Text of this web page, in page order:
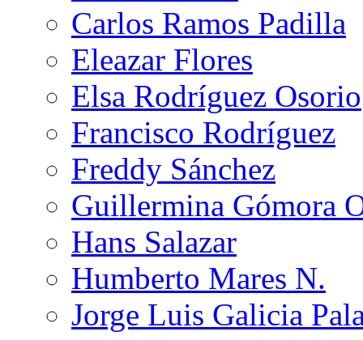
Carlos Ramos Padilla
Eleazar Flores
Elsa Rodríguez Osorio
Francisco Rodríguez
Freddy Sánchez
Guillermina Gómora
Hans Salazar
Humberto Mares N.
Jorge Luis Galicia